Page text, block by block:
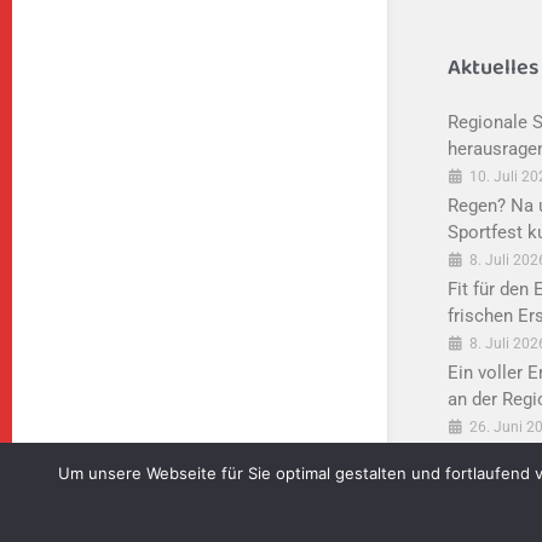
Aktuelles
Regionale
10. Juli
Regen? Na
Sportfest
8. Juli
Fit für den
frischen
8. Juli
Ein voller
an der
26. Juni
Um unsere Webseite für Sie optimal gestalten und